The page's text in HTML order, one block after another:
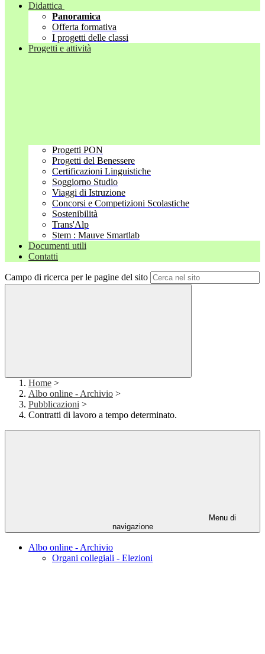
Didattica
Panoramica
Offerta formativa
I progetti delle classi
Progetti e attività
Progetti PON
Progetti del Benessere
Certificazioni Linguistiche
Soggiorno Studio
Viaggi di Istruzione
Concorsi e Competizioni Scolastiche
Sostenibilità
Trans'Alp
Stem : Mauve Smartlab
Documenti utili
Contatti
Campo di ricerca per le pagine del sito
Home >
Albo online - Archivio >
Pubblicazioni >
Contratti di lavoro a tempo determinato.
Menu di
navigazione
Albo online - Archivio
Organi collegiali - Elezioni